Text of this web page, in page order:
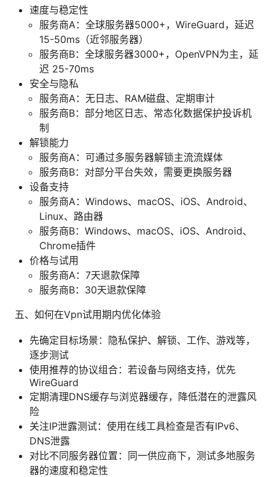
速度与稳定性
服务商A：全球服务器5000+，WireGuard，延迟
15-50ms（近邻服务器）
服务商B：全球服务器3000+，OpenVPN为主，延
迟 25-70ms
安全与隐私
服务商A：无日志、RAM磁盘、定期审计
服务商B：部分地区日志、常态化数据保护投诉机
制
解锁能力
服务商A：可通过多服务器解锁主流流媒体
服务商B：对部分平台失效，需要更换服务器
设备支持
服务商A：Windows、macOS、iOS、Android、
Linux、路由器
服务商B：Windows、macOS、iOS、Android、
Chrome插件
价格与试用
服务商A：7天退款保障
服务商B：30天退款保障
五、如何在Vpn试用期内优化体验
先确定目标场景：隐私保护、解锁、工作、游戏等，
逐步测试
使用推荐的协议组合：若设备与网络支持，优先
WireGuard
定期清理DNS缓存与浏览器缓存，降低潜在的泄露风
险
关注IP泄露测试：使用在线工具检查是否有IPv6、
DNS泄露
对比不同服务器位置：同一供应商下，测试多地服务
器的速度和稳定性